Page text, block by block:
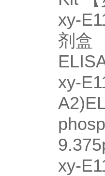
xy-
剂盒
xy-
xy-